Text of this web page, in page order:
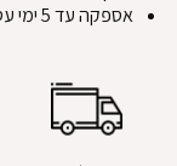
אספקה עד 5 ימי עסקים.